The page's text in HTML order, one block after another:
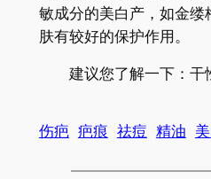
敏成分的美白产，如金缕
肤有较好的保护作用。
建议您了解一下：干
伤疤 疤痕 祛痘 精油